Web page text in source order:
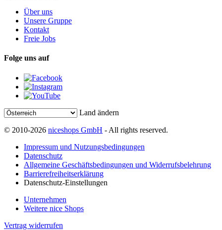
Über uns
Unsere Gruppe
Kontakt
Freie Jobs
Folge uns auf
Land ändern
© 2010-2026 niceshops GmbH - All rights reserved.
Impressum und Nutzungsbedingungen
Datenschutz
Allgemeine Geschäftsbedingungen und Widerrufsbelehrung
Barrierefreiheitserklärung
Datenschutz-Einstellungen
Unternehmen
Weitere nice Shops
Vertrag widerrufen